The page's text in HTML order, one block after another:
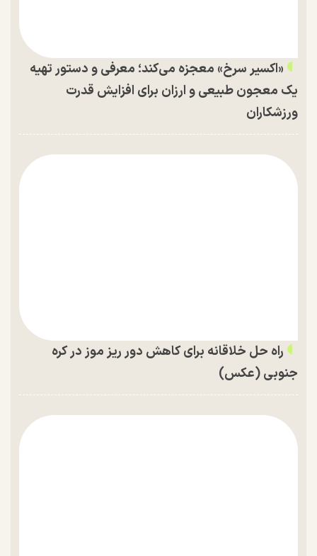
«اکسیر سرخ» معجزه می‌کند؛ معرفی و دستور تهیه
یک معجون طبیعی و ارزان برای افزایش قدرت
ورزشکاران
راه حل خلاقانه برای کاهش دور ریز موز در کره
جنوبی (عکس)